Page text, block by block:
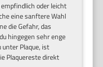
oder leicht
eine sanftere Wahl
die Gefahr, das
hingegen sehr enge
Plaque, ist
Plaquereste direkt